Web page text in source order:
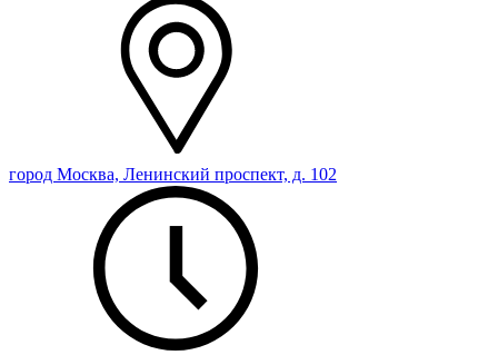
город Москва, Ленинский проспект, д. 102